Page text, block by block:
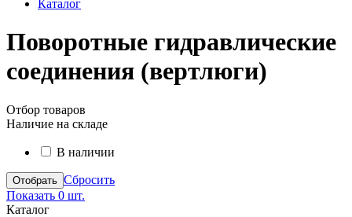
Каталог
Поворотные гидравлические
соединения (вертлюги)
Отбор товаров
Наличие на складе
В наличии
Сбросить
Показать 0 шт.
Каталог